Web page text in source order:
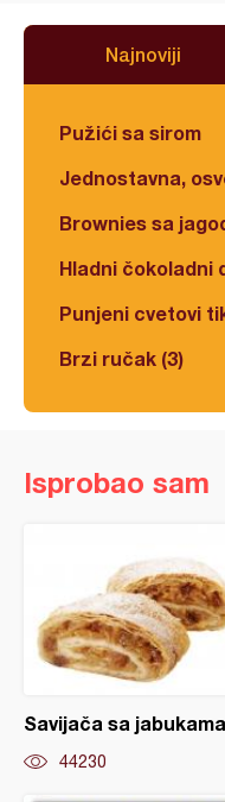
Najnoviji
Pužići sa sirom
Jednostavna,
Brownies sa
Hladni čokoladni
Punjeni cvetovi
Brzi ručak (3)
Isprobao sam
Savijača sa jabukama
44230